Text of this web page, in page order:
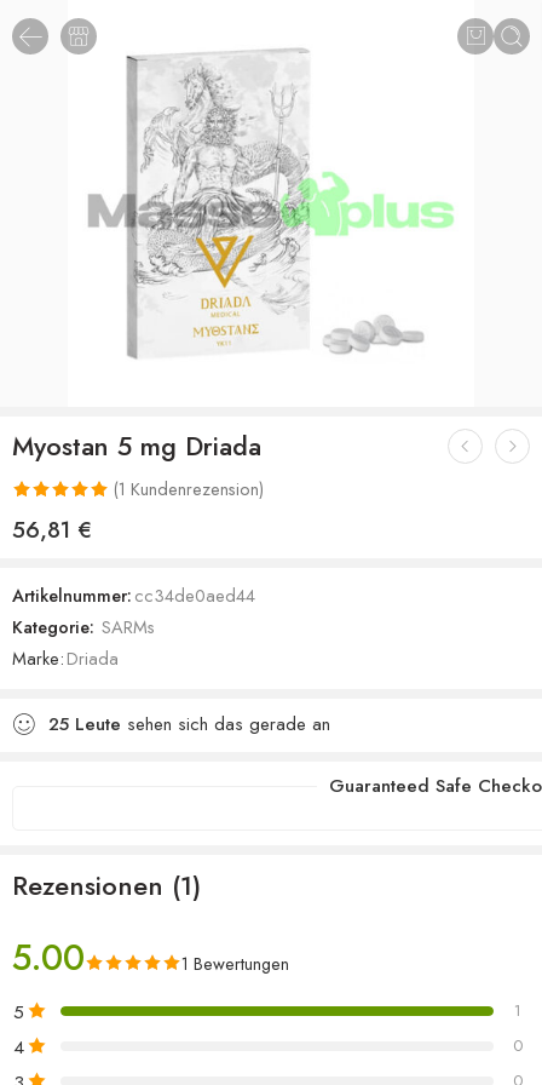
Myostan 5 mg Driada
Bewertet mit
5.00
auf
1
Kundenbewertung
(1 Kundenrezension)
56,81 €
Artikelnummer:cc34de0aed44
Kategorie: SARMs
Marke:Driada
25 Leute sehen sich das gerade an
Guaranteed Safe
Rezensionen (1)
5.00 1 Bewertungen
5 1
4 0